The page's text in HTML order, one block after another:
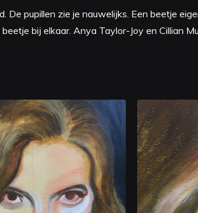
De pupillen zie je nauwelijks. Een beetje
bij elkaar. Anya Taylor-Joy en Cillian